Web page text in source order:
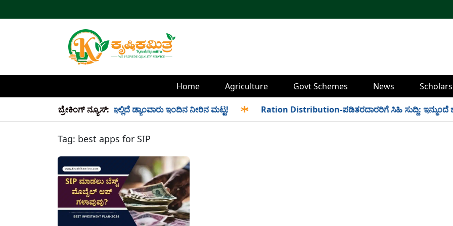
Home Agriculture Govt Schemes News
ಬ್ರೇಕಿಂಗ್ ನ್ಯೂಸ್:
34 TMC ನೀರು ಸಂಗ್ರಹ! ಇಲ್ಲಿದೆ ಡ್ಯಾಂವಾರು ಇಂದಿನ ನೀರಿನ ಮಟ್ಟ! Ration Distribution-ಪಡಿತರದಾರರಿಗೆ ಸಿಹಿ ಸುದ್ದಿ: ಇನ್ಮುಂದೆ
Tag: best apps for SIP